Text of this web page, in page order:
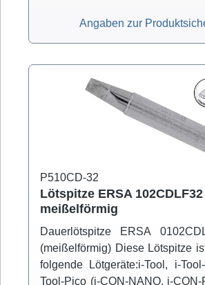
Angaben zur
P510CD-32
Lötspitze ERSA
meißelförmig
Dauerlötspitze ERSA
(meißelförmig) Diese Lötspitze
folgende Lötgeräte:i-Tool, i-
Tool-Pico (i-CON-NANO, i-CON-